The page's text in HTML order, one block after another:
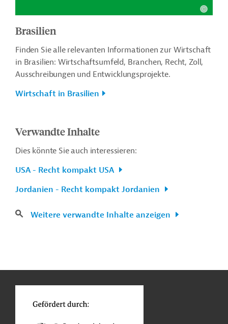
Brasilien
Finden Sie alle relevanten Informationen zur Wirtschaft
in Brasilien: Wirtschaftsumfeld, Branchen, Recht, Zoll,
Ausschreibungen und Entwicklungsprojekte.
Wirtschaft in Brasilien
Verwandte Inhalte
Dies könnte Sie auch interessieren:
USA - Recht kompakt USA
Jordanien - Recht kompakt Jordanien
Weitere verwandte Inhalte anzeigen